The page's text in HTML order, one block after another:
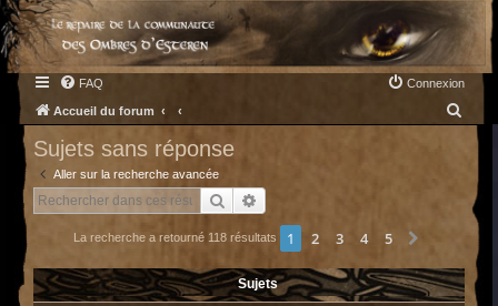
FAQ Connexion
Accueil du forum
c
h
Sujets sans réponse
Aller sur la recherche avancée
Rechercher
La recherche a retourné 118 résultats 1 2 3 4 5
Sujets